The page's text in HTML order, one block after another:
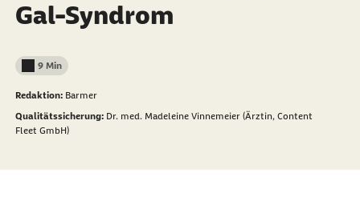
Gal-Syndrom
Lesedauer weniger als
9 Min
Redaktion: Barmer
Qualitätssicherung: Dr. med. Madeleine Vinnemeier (Ärztin, Content
Fleet GmbH)